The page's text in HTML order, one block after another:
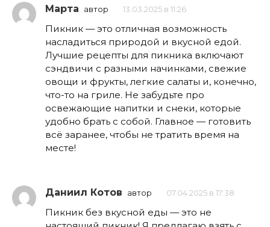
Марта автор 13.03.2025 в 11:26
Пикник — это отличная возможность
насладиться природой и вкусной едой.
Лучшие рецепты для пикника включают
сэндвичи с разными начинками, свежие
овощи и фрукты, легкие салаты и, конечно,
что-то на гриле. Не забудьте про
освежающие напитки и снеки, которые
удобно брать с собой. Главное — готовить
всё заранее, чтобы не тратить время на
месте!
Даниил Котов автор 07.04.2025 в 17:38
Пикник без вкусной еды — это не